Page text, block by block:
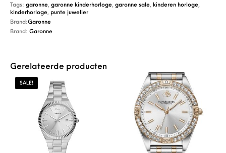
Tags:garonne,garonne kinderhorloge,garonne sale, kinderen horloge,
kinderhorloge, punte juwelier
Brand:Garonne
Brand:Garonne
Gerelateerde producten
SALE!